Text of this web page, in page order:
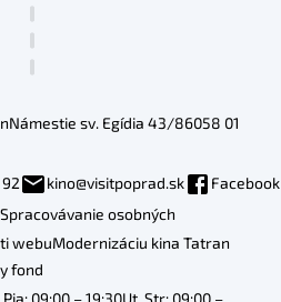
Námestie sv. Egídia 43/86058 01
kino@visitpoprad.sk Facebook
Spracovávanie osobných
webuModernizáciu kina Tatran
fond